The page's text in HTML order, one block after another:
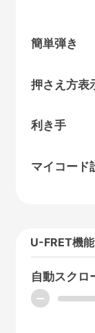
簡単弾き
押さえ方表
利き手
マイコード
U-FRET機能
自動スクロ
ー